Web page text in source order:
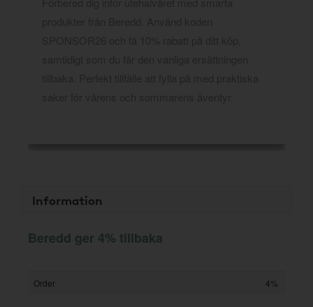
Information
Beredd ger 4% tillbaka
Order 4%